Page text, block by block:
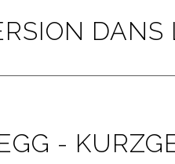
DANS
-